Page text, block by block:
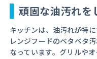
頑固な油汚れを
キッチンは、油汚れが特
レンジフードのベタベタ
なっています。グリルや